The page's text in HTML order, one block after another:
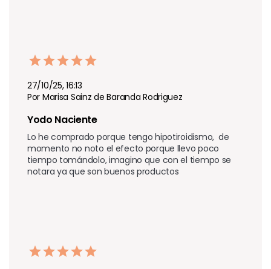
27/10/25, 16:13
Por Marisa Sainz de Baranda Rodriguez
Yodo Naciente
Lo he comprado porque tengo hipotiroidismo,  de
momento no noto el efecto porque llevo poco
tiempo tomándolo, imagino que con el tiempo se
notara ya que son buenos productos